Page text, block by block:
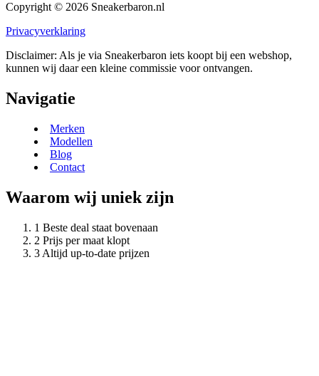
Copyright © 2026 Sneakerbaron.nl
Privacyverklaring
Disclaimer: Als je via Sneakerbaron iets koopt bij een webshop,
kunnen wij daar een kleine commissie voor ontvangen.
Navigatie
Merken
Modellen
Blog
Contact
Waarom wij uniek zijn
Beste deal staat bovenaan
Prijs per maat klopt
Altijd up-to-date prijzen